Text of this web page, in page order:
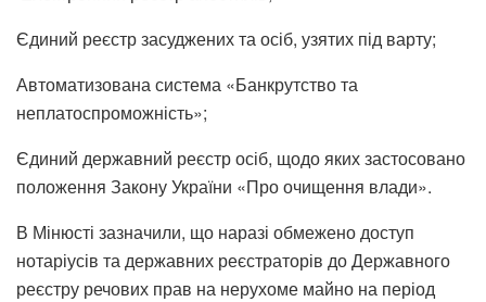
⁠Єдиний реєстр засуджених та осіб, узятих під варту;
⁠Автоматизована система «Банкрутство та
неплатоспроможність»;
⁠Єдиний державний реєстр осіб, щодо яких застосовано
положення Закону України «Про очищення влади».
В Мінюсті зазначили, що наразі обмежено доступ
нотаріусів та державних реєстраторів до Державного
реєстру речових прав на нерухоме майно на період